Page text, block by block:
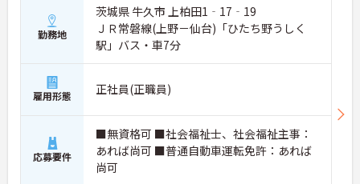
勤務地
茨城県 牛久市 上柏田1‐17‐19
ＪＲ常磐線(上野－仙台)「ひたち野うしく
駅」バス・車7分
雇用形態 正社員(正職員)
応募要件
■無資格可 ■社会福祉士、社会福祉主事：
あれば尚可 ■普通自動車運転免許：あれば
尚可